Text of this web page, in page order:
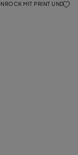
MIT PRINT UND